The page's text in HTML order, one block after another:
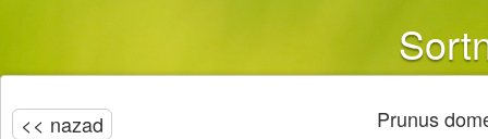
<< nazad Prunus